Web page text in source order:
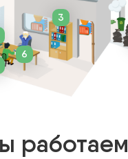
3
6
работаем